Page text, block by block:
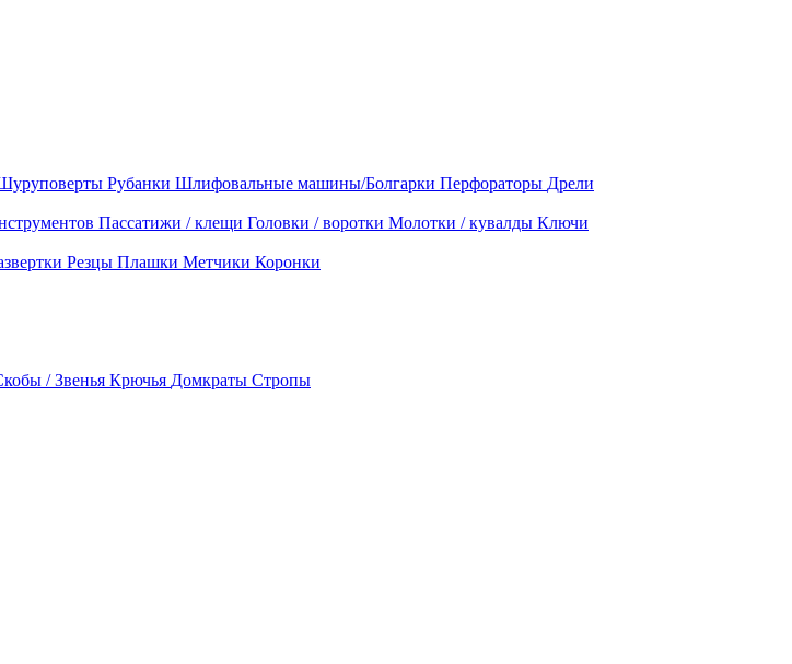
Рубанки Шлифовальные машины/Болгарки Перфораторы Дрели
Пассатижи / клещи Головки / воротки Молотки / кувалды Ключи
Резцы Плашки Метчики Коронки
/ Звенья Крючья Домкраты Стропы